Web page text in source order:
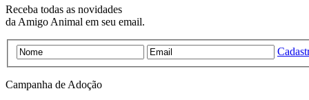
Receba todas as novidades
da Amigo Animal em seu email.
Campanha de Adoção